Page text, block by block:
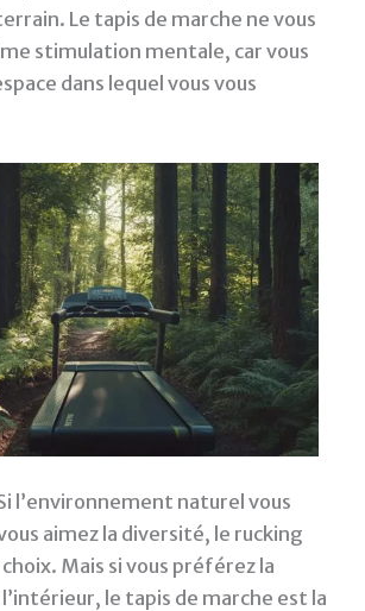
Le tapis de marche ne vous
stimulation mentale, car vous
dans lequel vous vous
l’environnement naturel vous
aimez la diversité, le rucking
Mais si vous préférez la
le tapis de marche est la